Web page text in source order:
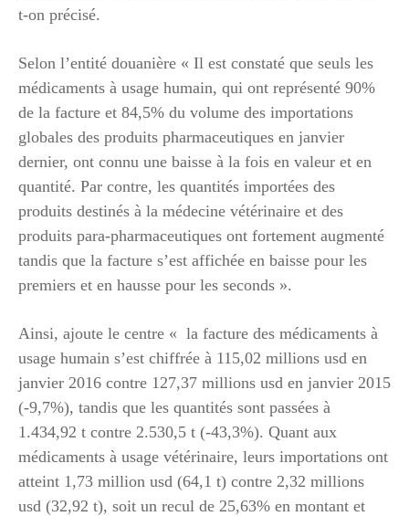
t-on précisé.
Selon l’entité douanière « Il est constaté que seuls les
médicaments à usage humain, qui ont représenté 90%
de la facture et 84,5% du volume des importations
globales des produits pharmaceutiques en janvier
dernier, ont connu une baisse à la fois en valeur et en
quantité. Par contre, les quantités importées des
produits destinés à la médecine vétérinaire et des
produits para-pharmaceutiques ont fortement augmenté
tandis que la facture s’est affichée en baisse pour les
premiers et en hausse pour les seconds ».
Ainsi, ajoute le centre « la facture des médicaments à
usage humain s’est chiffrée à 115,02 millions usd en
janvier 2016 contre 127,37 millions usd en janvier 2015
(-9,7%), tandis que les quantités sont passées à
1.434,92 t contre 2.530,5 t (-43,3%). Quant aux
médicaments à usage vétérinaire, leurs importations ont
atteint 1,73 million usd (64,1 t) contre 2,32 millions
usd (32,92 t), soit un recul de 25,63% en montant et